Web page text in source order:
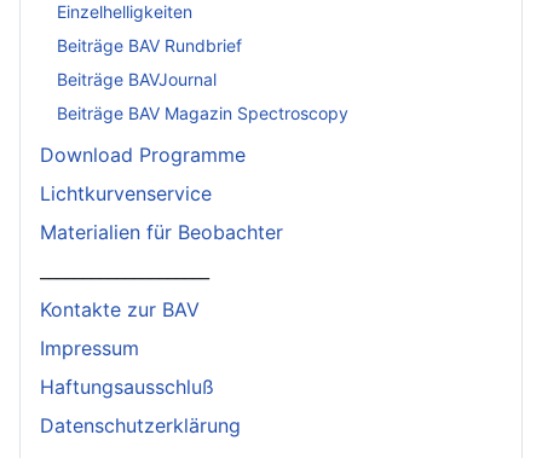
Einzelhelligkeiten
Beiträge BAV Rundbrief
Beiträge BAVJournal
Beiträge BAV Magazin Spectroscopy
Download Programme
Lichtkurvenservice
Materialien für Beobachter
Kontakte zur BAV
Impressum
Haftungsausschluß
Datenschutzerklärung